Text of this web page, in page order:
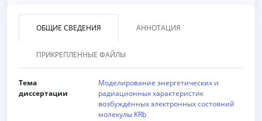
ОБЩИЕ СВЕДЕНИЯ АННОТАЦИЯ
ПРИКРЕПЛЕННЫЕ ФАЙЛЫ
Тема
диссертации
Моделирование энергетических и
радиационных характеристик
возбуждённых электронных состояний
молекулы KRb